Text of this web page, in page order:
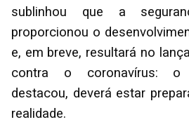
sublinhou que a
proporcionou o
e, em breve, resultará no
contra o coronavírus: o
destacou, deverá estar
realidade.